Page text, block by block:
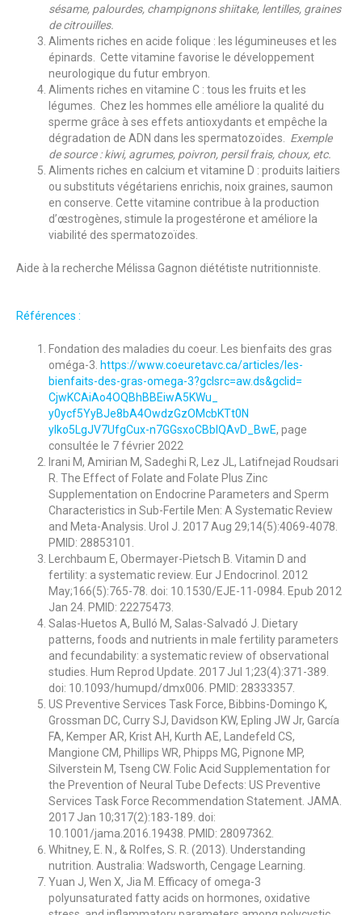
sésame, palourdes, champignons shiitake, lentilles, graines
de citrouilles.
Aliments riches en acide folique : les légumineuses et les
épinards. Cette vitamine favorise le développement
neurologique du futur embryon.
Aliments riches en vitamine C : tous les fruits et les
légumes. Chez les hommes elle améliore la qualité du
sperme grâce à ses effets antioxydants et empêche la
dégradation de ADN dans les spermatozoïdes. Exemple
de source : kiwi, agrumes, poivron, persil frais, choux, etc.
Aliments riches en calcium et vitamine D : produits laitiers
ou substituts végétariens enrichis, noix graines, saumon
en conserve. Cette vitamine contribue à la production
d’œstrogènes, stimule la progestérone et améliore la
viabilité des spermatozoïdes.
Aide à la recherche Mélissa Gagnon diététiste nutritionniste.
Références :
Fondation des maladies du coeur. Les bienfaits des gras
oméga-3. https://www.coeuretavc.ca/articles/les-
bienfaits-des-gras-omega-3?gclsrc=aw.ds&gclid=
CjwKCAiAo4OQBhBBEiwA5KWu_
y0ycf5YyBJe8bA4OwdzGzOMcbKTt0N
ylko5LgJV7UfgCux-n7GGsxoCBbIQAvD_BwE, page
consultée le 7 février 2022
Irani M, Amirian M, Sadeghi R, Lez JL, Latifnejad Roudsari
R. The Effect of Folate and Folate Plus Zinc
Supplementation on Endocrine Parameters and Sperm
Characteristics in Sub-Fertile Men: A Systematic Review
and Meta-Analysis. Urol J. 2017 Aug 29;14(5):4069-4078.
PMID: 28853101.
Lerchbaum E, Obermayer-Pietsch B. Vitamin D and
fertility: a systematic review. Eur J Endocrinol. 2012
May;166(5):765-78. doi: 10.1530/EJE-11-0984. Epub 2012
Jan 24. PMID: 22275473.
Salas-Huetos A, Bulló M, Salas-Salvadó J. Dietary
patterns, foods and nutrients in male fertility parameters
and fecundability: a systematic review of observational
studies. Hum Reprod Update. 2017 Jul 1;23(4):371-389.
doi: 10.1093/humupd/dmx006. PMID: 28333357.
US Preventive Services Task Force, Bibbins-Domingo K,
Grossman DC, Curry SJ, Davidson KW, Epling JW Jr, García
FA, Kemper AR, Krist AH, Kurth AE, Landefeld CS,
Mangione CM, Phillips WR, Phipps MG, Pignone MP,
Silverstein M, Tseng CW. Folic Acid Supplementation for
the Prevention of Neural Tube Defects: US Preventive
Services Task Force Recommendation Statement. JAMA.
2017 Jan 10;317(2):183-189. doi:
10.1001/jama.2016.19438. PMID: 28097362.
Whitney, E. N., & Rolfes, S. R. (2013). Understanding
nutrition. Australia: Wadsworth, Cengage Learning.
Yuan J, Wen X, Jia M. Efficacy of omega-3
polyunsaturated fatty acids on hormones, oxidative